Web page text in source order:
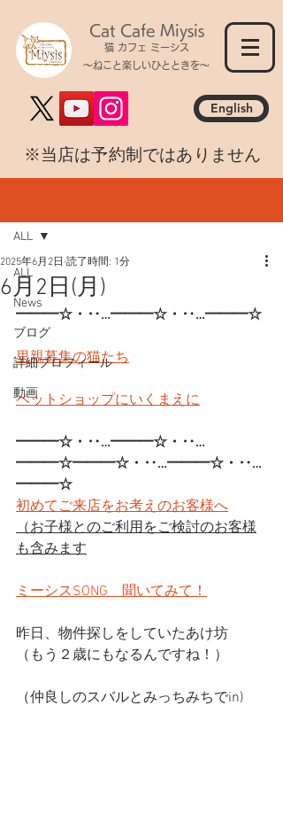
Cat Cafe Miysis
猫 カフェ ミーシス
～ねこと楽しいひとときを～
English
​※当店は予約制ではありません
ALL
News
ブログ
詳細プロフィール
動画
ALL
6月2日(月)
2025年6月2日 読了時間: 1分
━━━☆・‥…━━━☆・‥…━━━☆
里親募集の猫たち
ペットショップにいくまえに
━━━☆・‥…━━━☆・‥…
━━━☆━━━☆・‥…━━━☆・‥…
━━━☆
初めてご来店をお考えのお客様へ
（お子様とのご利用をご検討のお客様
も含みます
ミーシスSONG　聞いてみて！
昨日、物件探しをしていたあけ坊
（もう２歳にもなるんですね！）
（仲良しのスバルとみっちみちでin)